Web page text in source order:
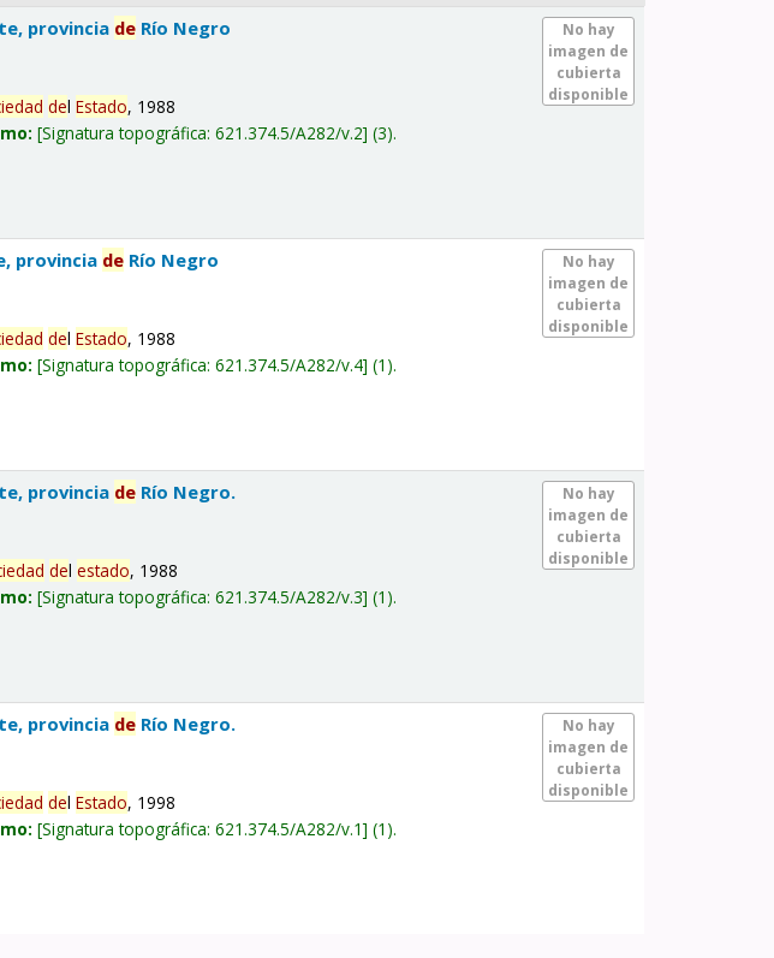
No hay
imagen de
cubierta
disponible
provincia de Río Negro
delEstado, 1988
Signatura topográfica:621.374.5/A282/v.2 (3).
No hay
imagen de
cubierta
disponible
provincia de Río Negro
delEstado, 1988
Signatura topográfica:621.374.5/A282/v.4 (1).
No hay
imagen de
cubierta
disponible
provincia de Río Negro.
delestado, 1988
Signatura topográfica:621.374.5/A282/v.3 (1).
No hay
imagen de
cubierta
disponible
provincia de Río Negro.
delEstado, 1998
Signatura topográfica:621.374.5/A282/v.1 (1).